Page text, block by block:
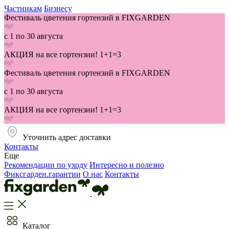
Частникам Бизнесу
Фестиваль цветения гортензий в FIXGARDEN
с 1 по 30 августа
АКЦИЯ на все гортензии! 1+1=3
Фестиваль цветения гортензий в FIXGARDEN
с 1 по 30 августа
АКЦИЯ на все гортензии! 1+1=3
Уточнить адрес доставки
Контакты
Еще
Рекомендации по уходу Интересно и полезно
Фиксгарден.гарантии О нас Контакты
Каталог